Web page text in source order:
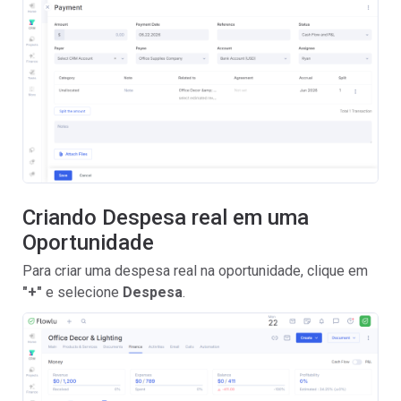
Criando Despesa real em uma
Oportunidade
Para criar uma despesa real na oportunidade, clique em
"+" e selecione Despesa.